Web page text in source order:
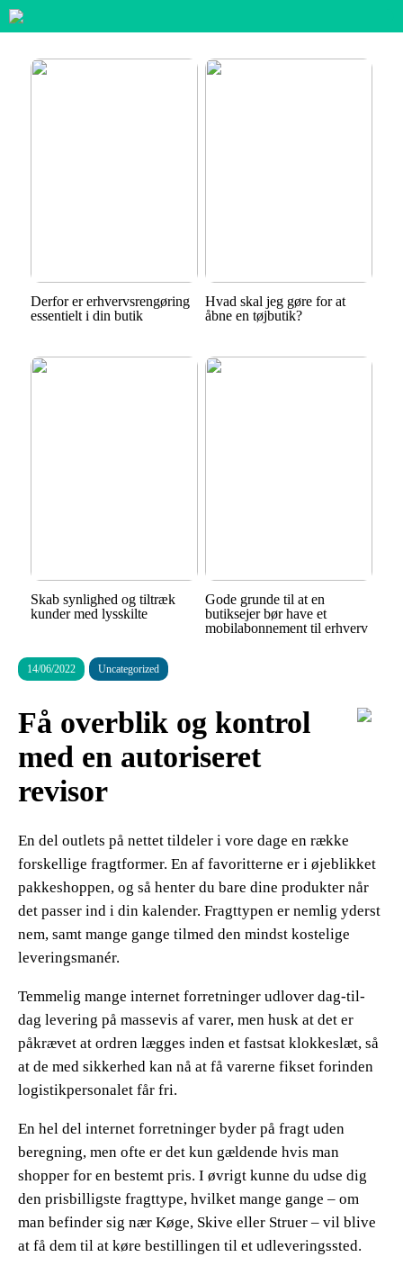
Derfor er erhvervsrengøring
essentielt i din butik
Hvad skal jeg gøre for at
åbne en tøjbutik?
Skab synlighed og tiltræk
kunder med lysskilte
Gode grunde til at en
butiksejer bør have et
mobilabonnement til erhverv
14/06/2022 Uncategorized
Få overblik og kontrol
med en autoriseret
revisor
En del outlets på nettet tildeler i vore dage en række
forskellige fragtformer. En af favoritterne er i øjeblikket
pakkeshoppen, og så henter du bare dine produkter når
det passer ind i din kalender. Fragttypen er nemlig yderst
nem, samt mange gange tilmed den mindst kostelige
leveringsmanér.
Temmelig mange internet forretninger udlover dag-til-
dag levering på massevis af varer, men husk at det er
påkrævet at ordren lægges inden et fastsat klokkeslæt, så
at de med sikkerhed kan nå at få varerne fikset forinden
logistikpersonalet får fri.
En hel del internet forretninger byder på fragt uden
beregning, men ofte er det kun gældende hvis man
shopper for en bestemt pris. I øvrigt kunne du udse dig
den prisbilligste fragttype, hvilket mange gange – om
man befinder sig nær Køge, Skive eller Struer – vil blive
at få dem til at køre bestillingen til et udleveringssted.